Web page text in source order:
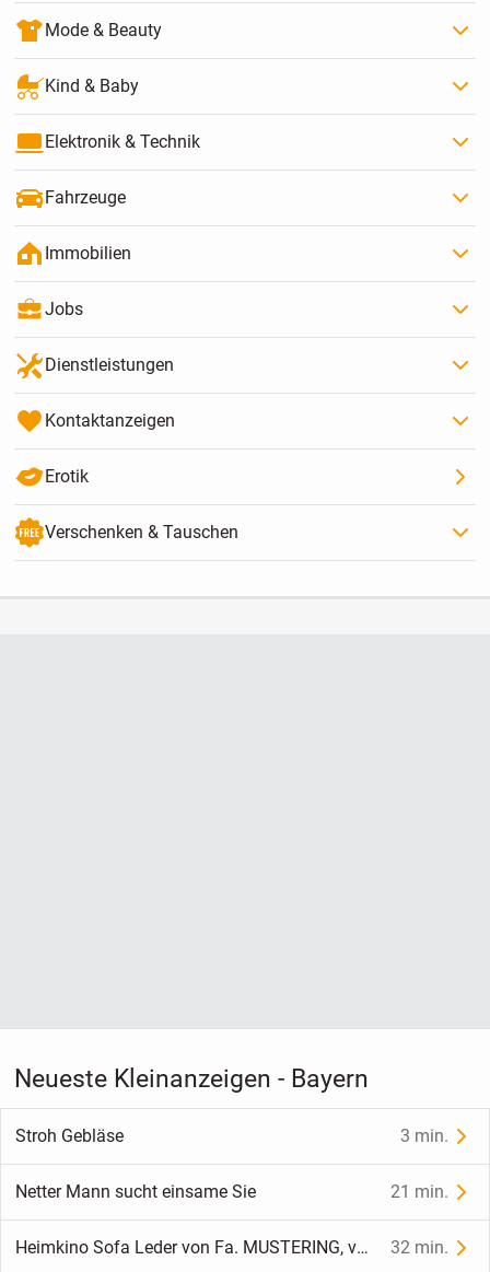
Mode & Beauty
Kind & Baby
Elektronik & Technik
Fahrzeuge
Immobilien
Jobs
Dienstleistungen
Kontaktanzeigen
Erotik
Verschenken & Tauschen
Neueste Kleinanzeigen - Bayern
Stroh Gebläse 3 min.
Netter Mann sucht einsame Sie 21 min.
Heimkino Sofa Leder von Fa. MUSTERING, voll motorisch verstellbar + USB Ladenanschluss + LED Leuchte 32 min.